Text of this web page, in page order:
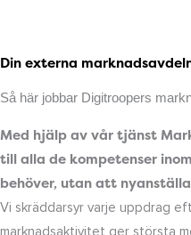
Din externa
Så här jobbar Digitroopers
Med hjälp av vår tjänst
till alla de kompetenser
behöver, utan att
Vi skräddarsyr varje uppdrag
marknadsaktivitet ger största